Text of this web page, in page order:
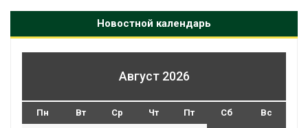
Новостной календарь
Август 2026
Пн Вт Ср Чт Пт Сб Вс